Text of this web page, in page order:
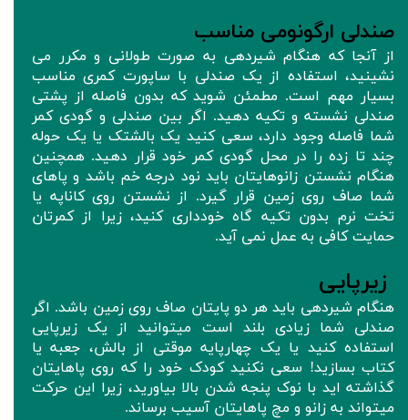
صندلی ارگونومی مناسب
از آنجا که هنگام شیردهی به صورت طولانی و مکرر می
نشینید، استفاده از یک صندلی با ساپورت کمری مناسب
بسیار مهم است. مطمئن شوید که بدون فاصله از پشتی
صندلی نشسته و تکیه دهید. اگر بین صندلی و گودی کمر
شما فاصله وجود دارد، سعی کنید یک بالشتک یا یک حوله
چند تا زده را در محل گودی کمر خود قرار دهید. همچنین
هنگام نشستن زانوهایتان باید نود درجه خم باشد و پاهای
شما صاف روی زمین قرار گیرد. از نشستن روی کاناپه یا
تخت نرم بدون تکیه گاه خودداری کنید، زیرا از کمرتان
حمایت کافی به عمل نمی آید.
زیرپایی
هنگام شیردهی باید هر دو پایتان صاف روی زمین باشد. اگر
صندلی شما زیادی بلند است میتوانید از یک زیرپایی
استفاده کنید یا یک چهارپایه موقتی از بالش، جعبه یا
کتاب بسازید! سعی نکنید کودک خود را که روی پاهایتان
گذاشته اید با نوک پنجه شدن بالا بیاورید، زیرا این حرکت
میتواند به زانو و مچ پاهایتان آسیب برساند.